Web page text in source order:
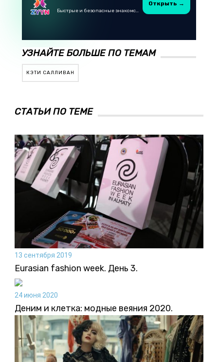
Быстрые и безопасные знакомства в Telegram
Открыть →
УЗНАЙТЕ БОЛЬШЕ ПО ТЕМАМ
КЭТИ САЛЛИВАН
СТАТЬИ ПО ТЕМЕ
13 сентября 2019
Eurasian fashion week. День 3.
24 июня 2020
Деним и клетка: модные веяния 2020.